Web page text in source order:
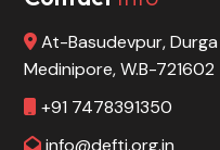
At-Basudevpur,
Medinipore, W.B-721602
+91 7478391350
info@defti.org.in